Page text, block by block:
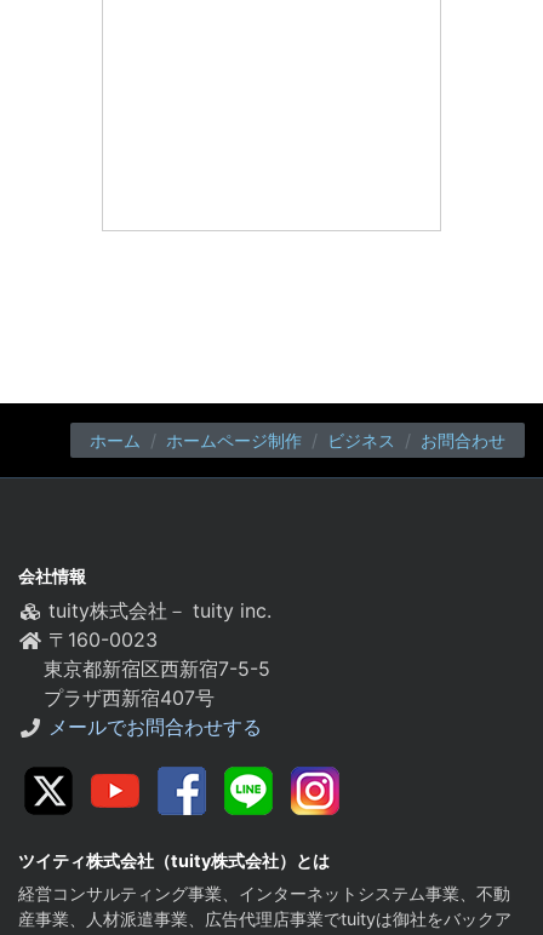
ホーム ホームページ制作 ビジネス お問合わせ
会社情報
tuity株式会社－ tuity inc.
〒160-0023
東京都新宿区西新宿7-5-5
プラザ西新宿407号
メールでお問合わせする
Twitter
youtube facebookLine
ツイティ株式会社（tuity株式会社）とは
経営コンサルティング事業、インターネットシステム事業、不動
産事業、人材派遣事業、広告代理店事業でtuityは御社をバックア